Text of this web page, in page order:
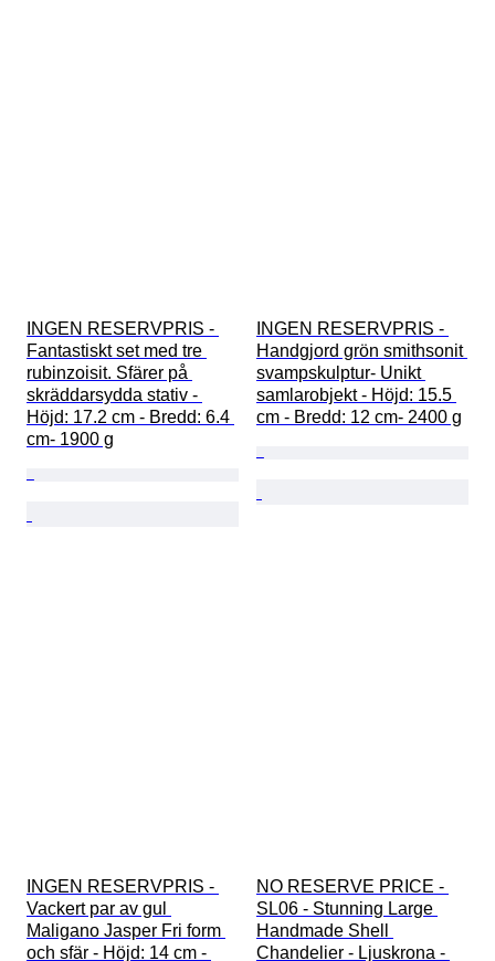
INGEN RESERVPRIS -
Fantastiskt set med tre
rubinzoisit. Sfärer på
skräddarsydda stativ -
Höjd: 17.2 cm - Bredd: 6.4
cm- 1900 g
INGEN RESERVPRIS -
Handgjord grön smithsonit
svampskulptur- Unikt
samlarobjekt - Höjd: 15.5
cm - Bredd: 12 cm- 2400 g
INGEN RESERVPRIS -
Vackert par av gul
Maligano Jasper Fri form
och sfär - Höjd: 14 cm -
NO RESERVE PRICE -
SL06 - Stunning Large
Handmade Shell
Chandelier - Ljuskrona -